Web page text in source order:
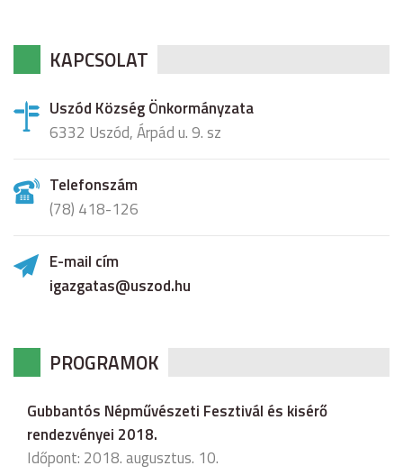
KAPCSOLAT
Uszód Község Önkormányzata
6332 Uszód, Árpád u. 9. sz
Telefonszám
(78) 418-126
E-mail cím
igazgatas@uszod.hu
PROGRAMOK
Gubbantós Népművészeti Fesztivál és kisérő
rendezvényei 2018.
Időpont: 2018. augusztus. 10.